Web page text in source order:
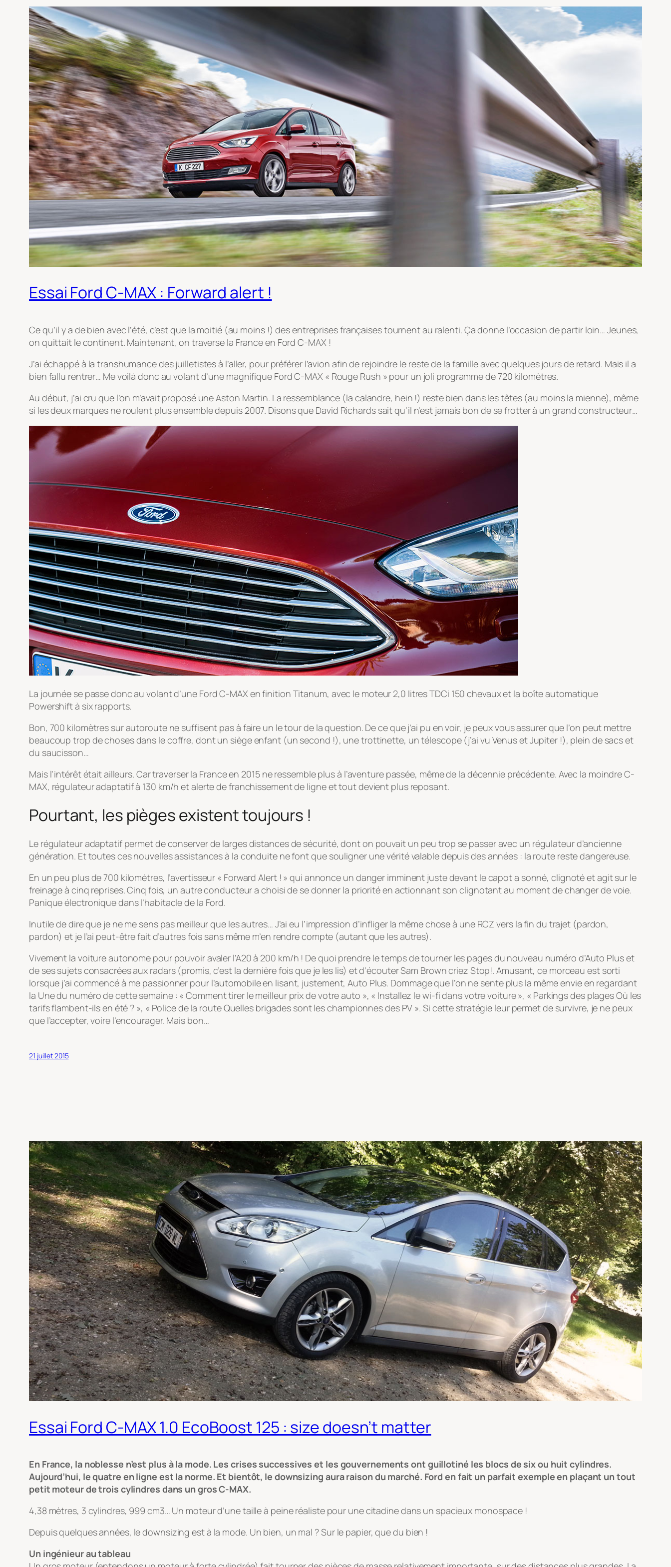
Essai Ford C-MAX : Forward alert !
Ce qu’il y a de bien avec l’été, c’est que la moitié (au moins !) des entreprises françaises tournent au ralenti. Ça donne l’occasion de partir loin… Jeunes,
on quittait le continent. Maintenant, on traverse la France en Ford C-MAX !
J’ai échappé à la transhumance des juilletistes à l’aller, pour préférer l’avion afin de rejoindre le reste de la famille avec quelques jours de retard. Mais il a
bien fallu rentrer… Me voilà donc au volant d’une magnifique Ford C-MAX « Rouge Rush » pour un joli programme de 720 kilomètres.
Au début, j’ai cru que l’on m’avait proposé une Aston Martin. La ressemblance (la calandre, hein !) reste bien dans les têtes (au moins la mienne), même
si les deux marques ne roulent plus ensemble depuis 2007. Disons que David Richards sait qu’il n’est jamais bon de se frotter à un grand constructeur…
La journée se passe donc au volant d’une Ford C-MAX en finition Titanum, avec le moteur 2,0 litres TDCi 150 chevaux et la boîte automatique
Powershift à six rapports.
Bon, 700 kilomètres sur autoroute ne suffisent pas à faire un le tour de la question. De ce que j’ai pu en voir, je peux vous assurer que l’on peut mettre
beaucoup trop de choses dans le coffre, dont un siège enfant (un second !), une trottinette, un télescope (j’ai vu Venus et Jupiter !), plein de sacs et
du saucisson…
Mais l’intérêt était ailleurs. Car traverser la France en 2015 ne ressemble plus à l’aventure passée, même de la décennie précédente. Avec la moindre C-
MAX, régulateur adaptatif à 130 km/h et alerte de franchissement de ligne et tout devient plus reposant.
Pourtant, les pièges existent toujours !
Le régulateur adaptatif permet de conserver de larges distances de sécurité, dont on pouvait un peu trop se passer avec un régulateur d’ancienne
génération. Et toutes ces nouvelles assistances à la conduite ne font que souligner une vérité valable depuis des années : la route reste dangereuse.
En un peu plus de 700 kilomètres, l’avertisseur « Forward Alert ! » qui annonce un danger imminent juste devant le capot a sonné, clignoté et agit sur le
freinage à cinq reprises. Cinq fois, un autre conducteur a choisi de se donner la priorité en actionnant son clignotant au moment de changer de voie.
Panique électronique dans l’habitacle de la Ford.
Inutile de dire que je ne me sens pas meilleur que les autres… J’ai eu l’impression d’infliger la même chose à une RCZ vers la fin du trajet (pardon,
pardon) et je l’ai peut-être fait d’autres fois sans même m’en rendre compte (autant que les autres).
Vivement la voiture autonome pour pouvoir avaler l’A20 à 200 km/h ! De quoi prendre le temps de tourner les pages du nouveau numéro d’Auto Plus et
de ses sujets consacrées aux radars (promis, c’est la dernière fois que je les lis) et d’écouter Sam Brown criez Stop!. Amusant, ce morceau est sorti
lorsque j’ai commencé à me passionner pour l’automobile en lisant, justement, Auto Plus. Dommage que l’on ne sente plus la même envie en regardant
la Une du numéro de cette semaine : « Comment tirer le meilleur prix de votre auto », « Installez le wi-fi dans votre voiture », « Parkings des plages Où les
tarifs flambent-ils en été ? », « Police de la route Quelles brigades sont les championnes des PV ». Si cette stratégie leur permet de survivre, je ne peux
que l’accepter, voire l’encourager. Mais bon…
21 juillet 2015
Essai Ford C-MAX 1.0 EcoBoost 125 : size doesn’t matter
En France, la noblesse n’est plus à la mode. Les crises successives et les gouvernements ont guillotiné les blocs de six ou huit cylindres.
Aujourd’hui, le quatre en ligne est la norme. Et bientôt, le downsizing aura raison du marché. Ford en fait un parfait exemple en plaçant un tout
petit moteur de trois cylindres dans un gros C-MAX.
4,38 mètres, 3 cylindres, 999 cm3… Un moteur d’une taille à peine réaliste pour une citadine dans un spacieux monospace !
Depuis quelques années, le downsizing est à la mode. Un bien, un mal ? Sur le papier, que du bien !
Un ingénieur au tableau